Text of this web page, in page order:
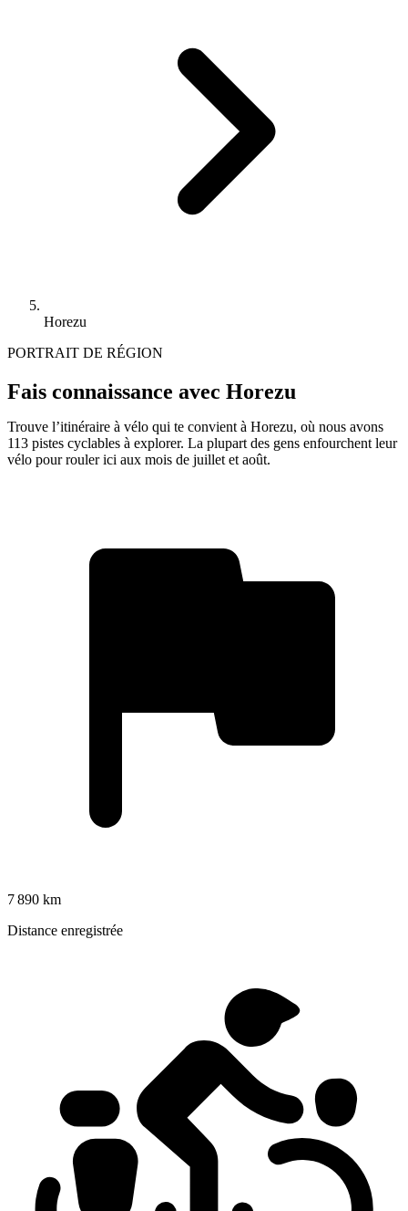
Horezu
PORTRAIT DE RÉGION
Fais connaissance avec Horezu
Trouve l’itinéraire à vélo qui te convient à Horezu, où nous avons
113 pistes cyclables à explorer. La plupart des gens enfourchent leur
vélo pour rouler ici aux mois de juillet et août.
7 890 km
Distance enregistrée